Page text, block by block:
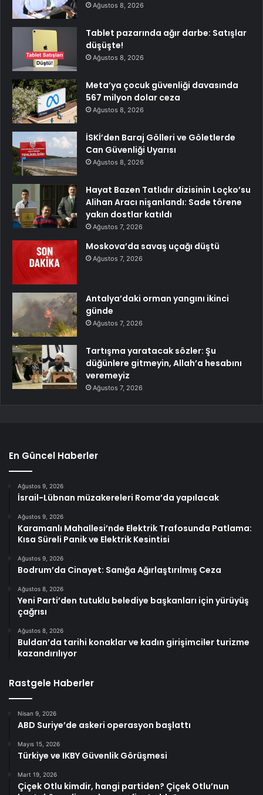
Ağustos 8, 2026
Tablet pazarında ağır darbe: Satışlar
düşüşte!
Ağustos 8, 2026
Meta’ya çocuk güvenliği davasında
567 milyon dolar ceza
Ağustos 8, 2026
İSKİ’den Baraj Gölleri ve Göletlerde
Can Güvenliği Uyarısı
Ağustos 8, 2026
Hayat Bazen Tatlıdır dizisinin Loçko’su
Alihan Aracı nişanlandı: Sade törene
yakın dostlar katıldı
Ağustos 7, 2026
Moskova’da savaş uçağı düştü
Ağustos 7, 2026
Antalya’daki orman yangını ikinci
günde
Ağustos 7, 2026
Tartışma yaratacak sözler: Şu
düğünlere gitmeyin, Allah’a hesabını
veremeyiz
Ağustos 7, 2026
En Güncel Haberler
Ağustos 9, 2026
İsrail-Lübnan müzakereleri Roma’da yapılacak
Ağustos 9, 2026
Karamanlı Mahallesi’nde Elektrik Trafosunda Patlama:
Kısa Süreli Panik ve Elektrik Kesintisi
Ağustos 9, 2026
Bodrum’da Cinayet: Sanığa Ağırlaştırılmış Ceza
Ağustos 8, 2026
Yeni Parti’den tutuklu belediye başkanları için yürüyüş
çağrısı
Ağustos 8, 2026
Buldan’da tarihi konaklar ve kadın girişimciler turizme
kazandırılıyor
Rastgele Haberler
Nisan 9, 2026
ABD Suriye’de askeri operasyon başlattı
Mayıs 15, 2026
Türkiye ve IKBY Güvenlik Görüşmesi
Mart 19, 2026
Çiçek Otlu kimdir, hangi partiden? Çiçek Otlu’nun